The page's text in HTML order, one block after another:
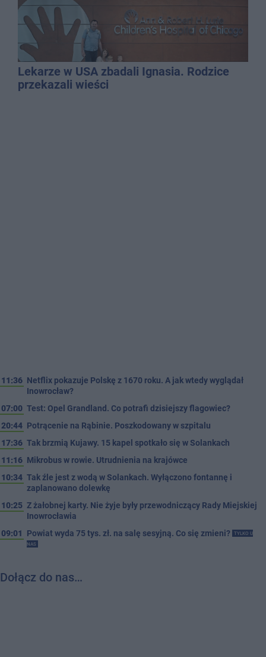
Lekarze w USA zbadali Ignasia. Rodzice
przekazali wieści
11:36 Netflix pokazuje Polskę z 1670 roku. A jak wtedy wyglądał
Inowrocław?
07:00 Test: Opel Grandland. Co potrafi dzisiejszy flagowiec?
20:44 Potrącenie na Rąbinie. Poszkodowany w szpitalu
17:36 Tak brzmią Kujawy. 15 kapel spotkało się w Solankach
11:16 Mikrobus w rowie. Utrudnienia na krajówce
10:34 Tak źle jest z wodą w Solankach. Wyłączono fontannę i
zaplanowano dolewkę
10:25 Z żałobnej karty. Nie żyje były przewodniczący Rady Miejskiej
Inowrocławia
09:01
Powiat wyda 75 tys. zł. na salę sesyjną. Co się zmieni?
TYLKO U
NAS
Dołącz do nas…